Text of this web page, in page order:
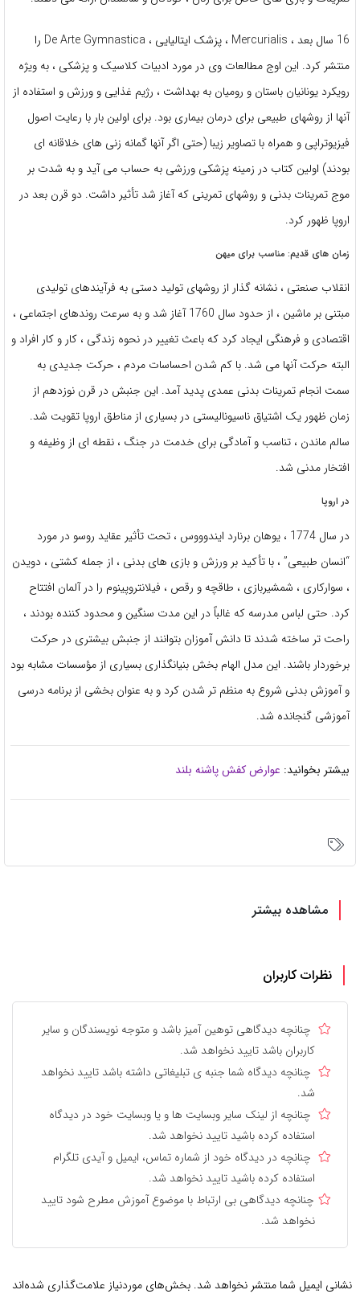
16 سال بعد ، Mercurialis ، پزشک ایتالیایی ، De Arte Gymnastica را
منتشر کرد. این اوج مطالعات وی در مورد ادبیات کلاسیک و پزشکی ، به ویژه
رویکرد یونانیان باستان و رومیان به بهداشت ، رژیم غذایی و ورزش و استفاده از
آنها از روشهای طبیعی برای درمان بیماری بود. برای اولین بار با رعایت اصول
فیزیوتراپی و همراه با تصاویر زیبا (حتی اگر آنها گمانه زنی های خلاقانه ای
بودند) اولین کتاب در زمینه پزشکی ورزشی به حساب می آید و به شدت بر
موج تمرینات بدنی و روشهای تمرینی که آغاز شد تأثیر داشت. دو قرن بعد در
اروپا ظهور کرد.
زمان های قدیم: مناسب برای میهن
انقلاب صنعتی ، نشانه گذار از روشهای تولید دستی به فرآیندهای تولیدی
مبتنی بر ماشین ، از حدود سال 1760 آغاز شد و به سرعت روندهای اجتماعی ،
اقتصادی و فرهنگی ایجاد کرد که باعث تغییر در نحوه زندگی ، کار و کار افراد و
البته حرکت آنها می شد. با کم شدن احساسات مردم ، حرکت جدیدی به
سمت انجام تمرینات بدنی عمدی پدید آمد. این جنبش در قرن نوزدهم از
زمان ظهور یک اشتیاق ناسیونالیستی در بسیاری از مناطق اروپا تقویت شد.
سالم ماندن ، تناسب و آمادگی برای خدمت در جنگ ، نقطه ای از وظیفه و
افتخار مدنی شد.
در اروپا
در سال 1774 ، یوهان برنارد ایندوووس ، تحت تأثیر عقاید روسو در مورد
“انسان طبیعی” ، با تأکید بر ورزش و بازی های بدنی ، از جمله کشتی ، دویدن
، سوارکاری ، شمشیربازی ، طاقچه و رقص ، فیلانتروپینوم را در آلمان افتتاح
کرد. حتی لباس مدرسه که غالباً در این مدت سنگین و محدود کننده بودند ،
راحت تر ساخته شدند تا دانش آموزان بتوانند از جنبش بیشتری در حرکت
برخوردار باشند. این مدل الهام بخش بنیانگذاری بسیاری از مؤسسات مشابه بود
و آموزش بدنی شروع به منظم تر شدن كرد و به عنوان بخشی از برنامه درسی
آموزشی گنجانده شد.
بیشتر بخوانید: عوارض کفش پاشنه بلند
مشاهده بیشتر
نظرات کاربران
چنانچه دیدگاهی توهین آمیز باشد و متوجه نویسندگان و سایر
کاربران باشد تایید نخواهد شد.
چنانچه دیدگاه شما جنبه ی تبلیغاتی داشته باشد تایید نخواهد
شد.
چنانچه از لینک سایر وبسایت ها و یا وبسایت خود در دیدگاه
استفاده کرده باشید تایید نخواهد شد.
چنانچه در دیدگاه خود از شماره تماس، ایمیل و آیدی تلگرام
استفاده کرده باشید تایید نخواهد شد.
چنانچه دیدگاهی بی ارتباط با موضوع آموزش مطرح شود تایید
نخواهد شد.
نشانی ایمیل شما منتشر نخواهد شد. بخش‌های موردنیاز علامت‌گذاری شده‌اند